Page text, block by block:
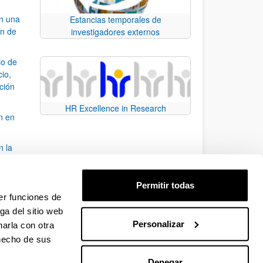
funciones de
del sitio web
con otra
de sus
Permitir todas
Personalizar
una
de
de
en
la
desplazarse.
Estancias temporales de
investigadores externos
HR Excellence in Research